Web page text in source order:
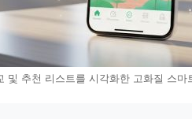
및 추천 리스트를 시각화한 고화질 스마